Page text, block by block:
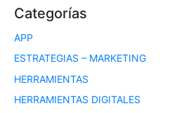
Categorías
APP
ESTRATEGIAS – MARKETING
HERRAMIENTAS
HERRAMIENTAS DIGITALES